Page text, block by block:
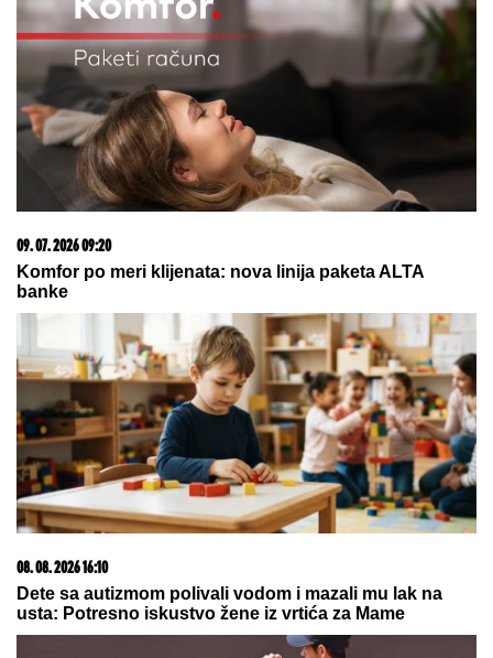
Novi Rafael Nadal gazi redom: Neka
se dobro paze Siner i Alkaras
09. 08. 2026 06:24
Mame, danas ne čistimo kuću. Poštujemo Svetog
Panteliju